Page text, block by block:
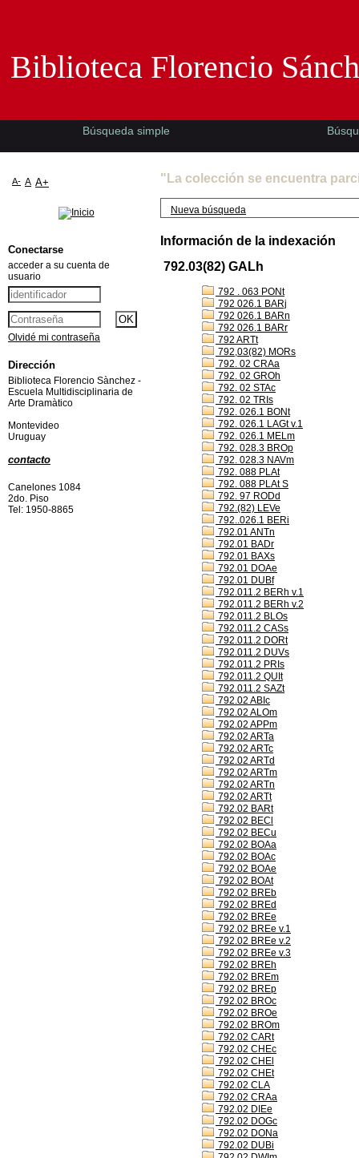
"La colección se encuentra
Nueva búsqueda
Información de la indexación
792.03(82) GALh
792 . 063 PONt
792 026.1 BARj
792 026.1 BARn
792 026.1 BARr
792 ARTt
792,03(82) MORs
792. 02 CRAa
792. 02 GROh
792. 02 STAc
792. 02 TRIs
792. 026.1 BONt
792. 026.1 LAGt v.1
792. 026.1 MELm
792. 028.3 BROp
792. 028.3 NAVm
792. 088 PLAt
792. 088 PLAt S
792. 97 RODd
792.(82) LEVe
792..026.1 BERi
792.01 ANTn
792.01 BADr
792.01 BAXs
792.01 DOAe
792.01 DUBf
792.011.2 BERh v.1
792.011.2 BERh v.2
792.011.2 BLOs
792.011.2 CASs
792.011.2 DORt
792.011.2 DUVs
792.011.2 PRIs
792.011.2 QUIt
792.011.2 SAZt
792.02 ABIc
792.02 ALOm
792.02 APPm
792.02 ARTa
792.02 ARTc
792.02 ARTd
792.02 ARTm
792.02 ARTn
792.02 ARTt
792.02 BARt
792.02 BECl
792.02 BECu
792.02 BOAa
792.02 BOAc
792.02 BOAe
792.02 BOAt
792.02 BREb
792.02 BREd
792.02 BREe
792.02 BREe v.1
792.02 BREe v.2
792.02 BREe v.3
792.02 BREh
792.02 BREm
792.02 BREp
792.02 BROc
792.02 BROe
792.02 BROm
792.02 CARt
792.02 CHEc
792.02 CHEl
792.02 CHEt
792.02 CLA
792.02 CRAa
792.02 DIEe
792.02 DOGc
792.02 DONa
792.02 DUBi
Biblioteca Florencio
Búsqueda simple
A- A A+
Conectarse
acceder a su cuenta de
usuario
Olvidé mi contraseña
Dirección
Biblioteca Florencio Sànchez -
Escuela Multidisciplinaria de
Arte Dramàtico
Montevideo
Uruguay
contacto
Canelones 1084
2do. Piso
Tel: 1950-8865